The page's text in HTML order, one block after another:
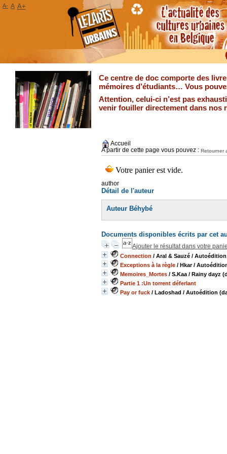
Ce centre de doc comporte des
mémoires d’étudiants… Vous
Attention, celui-ci n’est pas
venir fouiller directement dans nos
Accueil
A partir de cette page vous pouvez : Retourner
author
Détail de l'auteur
Auteur Béhybé
Documents disponibles écrits par cet
Ajouter le résultat dans votre
Connection / Aral & Sauzé / Autoédition
Exceptions à la règle / Hkar/
Memoires_Mortes / S.Kaa / Rainy dayz
Partie 1 :Un torrent déferlant
Pay or fuck / Ladoshad / Autoédition
A- A A+